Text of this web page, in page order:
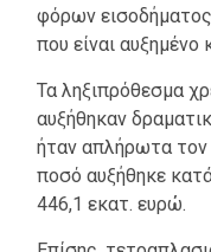
φόρων
που είναι
Τα ληξιπρόθεσμα
αυξήθηκαν
ήταν απλήρωτα
ποσό αυξήθηκε
446,1 εκατ. ευρώ.